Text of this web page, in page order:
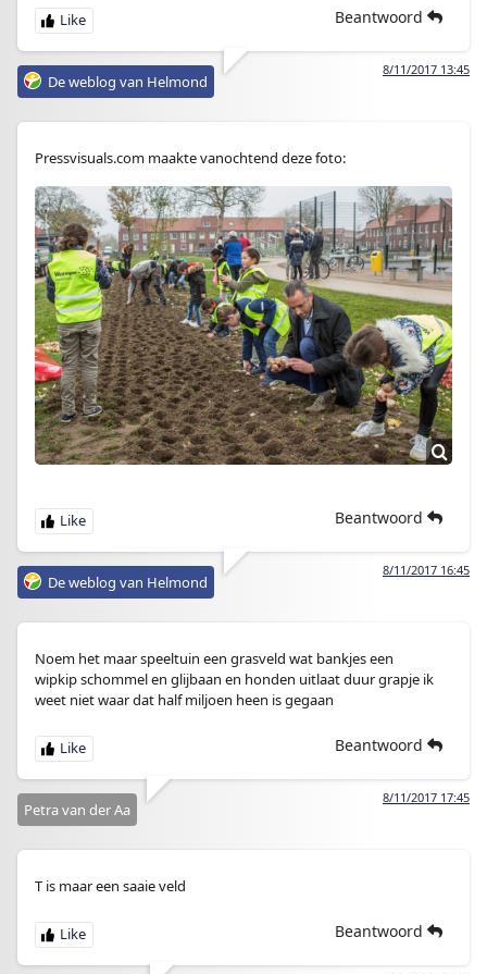
Beantwoord
8/11/2017 13:45
De weblog van Helmond
Pressvisuals.com maakte vanochtend deze foto:
Beantwoord
8/11/2017 16:45
De weblog van Helmond
Noem het maar speeltuin een grasveld wat bankjes een
wipkip schommel en glijbaan en honden uitlaat duur grapje ik
weet niet waar dat half miljoen heen is gegaan
Beantwoord
8/11/2017 17:45
Petra van der Aa
T is maar een saaie veld
Beantwoord